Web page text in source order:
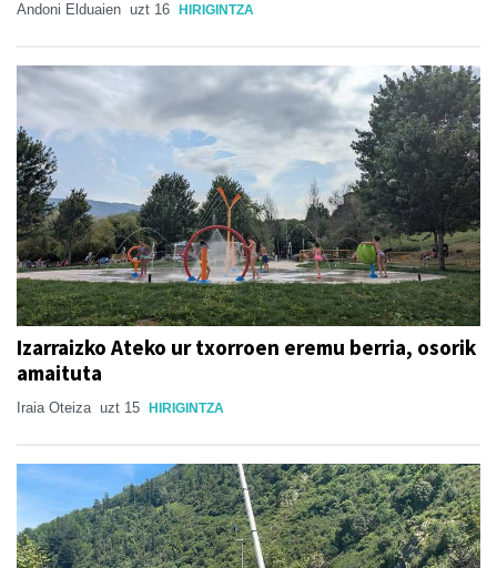
Andoni Elduaien uzt 16 HIRIGINTZA
Izarraizko Ateko ur txorroen eremu berria, osorik
amaituta
Iraia Oteiza uzt 15 HIRIGINTZA